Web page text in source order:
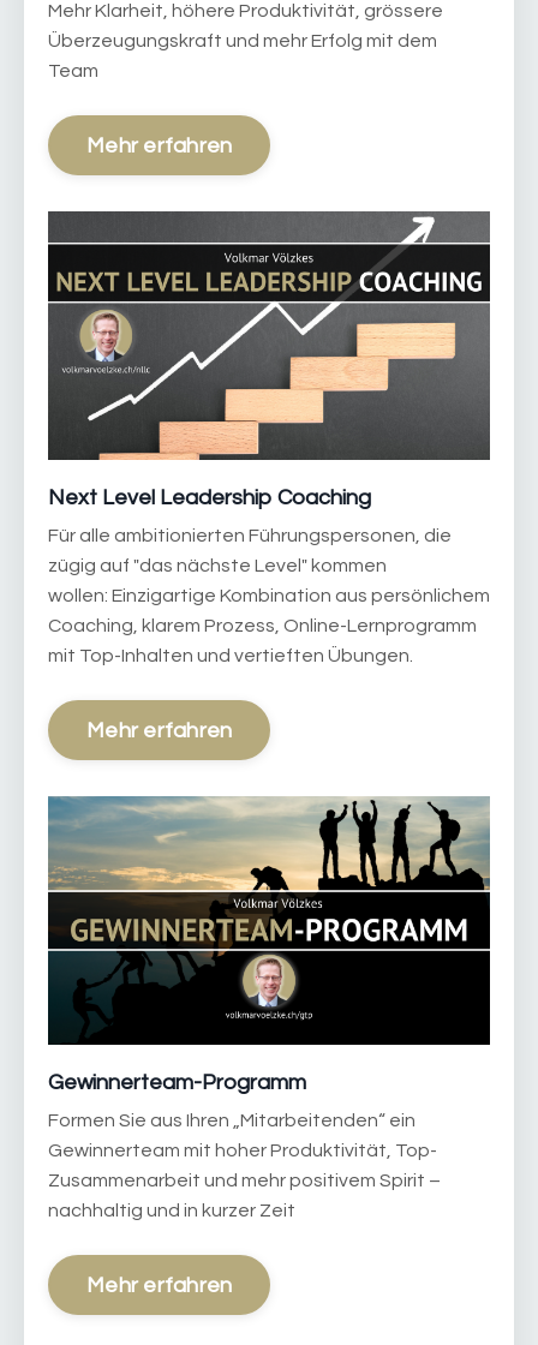
Mehr Klarheit, höhere Produktivität, grössere
Überzeugungskraft und mehr Erfolg mit dem
Team
Mehr erfahren
Next Level Leadership Coaching
Für alle ambitionierten Führungspersonen, die
zügig auf "das nächste Level" kommen
wollen: Einzigartige Kombination aus persönlichem
Coaching, klarem Prozess, Online-Lernprogramm
mit Top-Inhalten und vertieften Übungen.
Mehr erfahren
Gewinnerteam-Programm
Formen Sie aus Ihren „Mitarbeitenden“ ein
Gewinnerteam mit hoher Produktivität, Top-
Zusammenarbeit und mehr positivem Spirit –
nachhaltig und in kurzer Zeit
Mehr erfahren